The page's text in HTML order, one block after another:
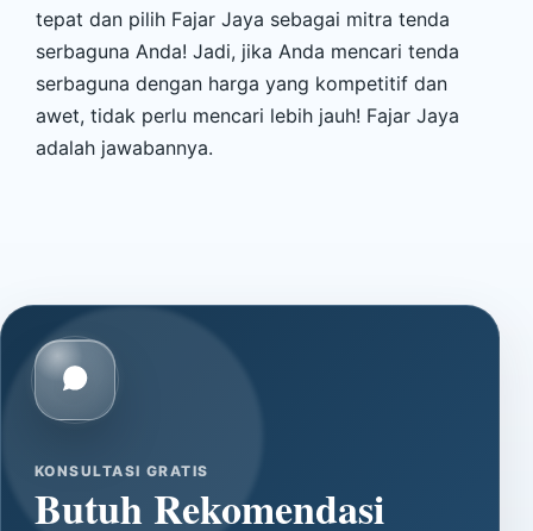
tepat dan pilih Fajar Jaya sebagai mitra tenda
serbaguna Anda! Jadi, jika Anda mencari tenda
serbaguna dengan harga yang kompetitif dan
awet, tidak perlu mencari lebih jauh! Fajar Jaya
adalah jawabannya.
KONSULTASI GRATIS
Butuh Rekomendasi